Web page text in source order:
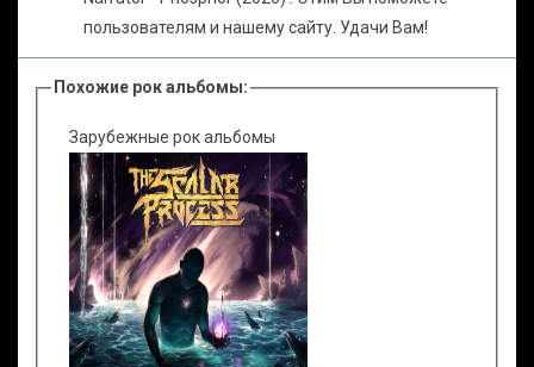
пользователям и нашему сайту. Удачи Вам!
Похожие рок альбомы:
Зарубежные рок альбомы